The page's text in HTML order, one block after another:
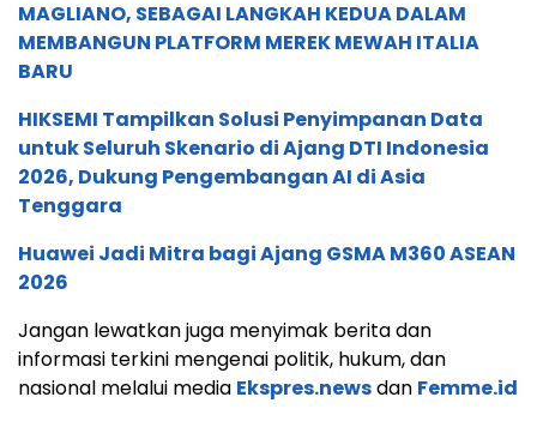
MAGLIANO, SEBAGAI LANGKAH KEDUA DALAM
MEMBANGUN PLATFORM MEREK MEWAH ITALIA
BARU
HIKSEMI Tampilkan Solusi Penyimpanan Data
untuk Seluruh Skenario di Ajang DTI Indonesia
2026, Dukung Pengembangan AI di Asia
Tenggara
Huawei Jadi Mitra bagi Ajang GSMA M360 ASEAN
2026
Jangan lewatkan juga menyimak berita dan
informasi terkini mengenai politik, hukum, dan
nasional melalui media Ekspres.newsdan Femme.id